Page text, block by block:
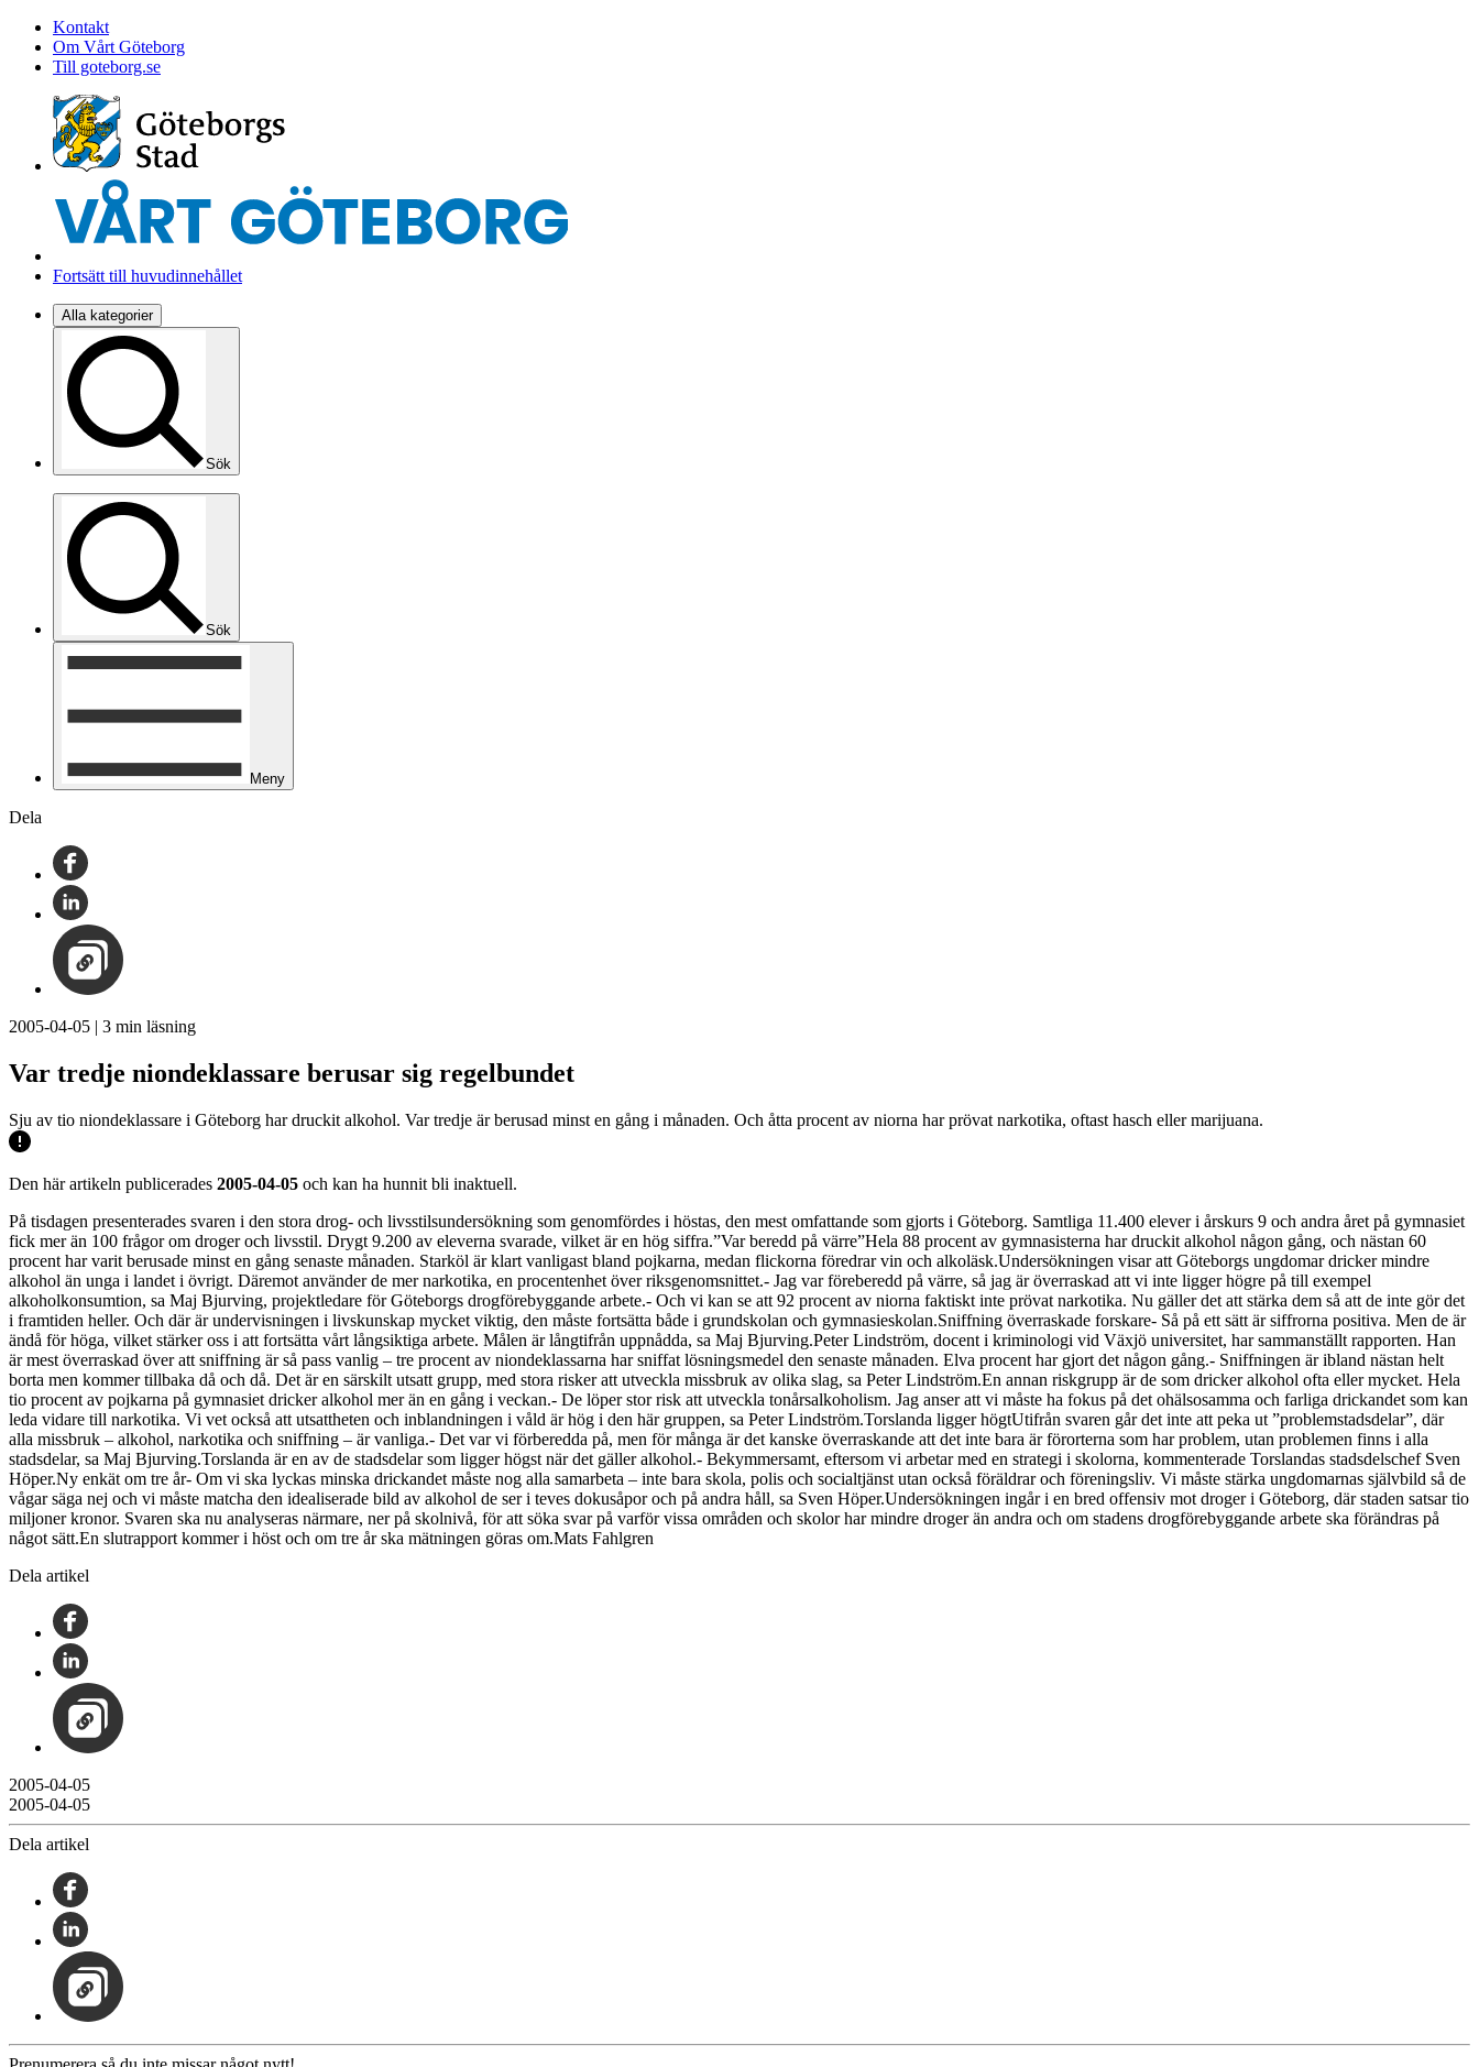
Kontakt
Om Vårt Göteborg
Till goteborg.se
Fortsätt till huvudinnehållet
Alla kategorier
Sök
Sök
Meny
Dela
2005-04-05 | 3 min läsning
Var tredje niondeklassare berusar sig regelbundet
Sju av tio niondeklassare i Göteborg har druckit alkohol. Var tredje är berusad minst en gång i månaden. Och åtta procent av niorna har prövat narkotika, oftast hasch eller marijuana.
Den här artikeln publicerades 2005-04-05 och kan ha hunnit bli inaktuell.
På tisdagen presenterades svaren i den stora drog- och livsstilsundersökning som genomfördes i höstas, den mest omfattande som gjorts i Göteborg. Samtliga 11.400 elever i årskurs 9 och andra året på gymnasiet
fick mer än 100 frågor om droger och livsstil. Drygt 9.200 av eleverna svarade, vilket är en hög siffra.”Var beredd på värre”Hela 88 procent av gymnasisterna har druckit alkohol någon gång, och nästan 60
procent har varit berusade minst en gång senaste månaden. Starköl är klart vanligast bland pojkarna, medan flickorna föredrar vin och alkoläsk.Undersökningen visar att Göteborgs ungdomar dricker mindre
alkohol än unga i landet i övrigt. Däremot använder de mer narkotika, en procentenhet över riksgenomsnittet.- Jag var föreberedd på värre, så jag är överraskad att vi inte ligger högre på till exempel
alkoholkonsumtion, sa Maj Bjurving, projektledare för Göteborgs drogförebyggande arbete.- Och vi kan se att 92 procent av niorna faktiskt inte prövat narkotika. Nu gäller det att stärka dem så att de inte gör det
i framtiden heller. Och där är undervisningen i livskunskap mycket viktig, den måste fortsätta både i grundskolan och gymnasieskolan.Sniffning överraskade forskare- Så på ett sätt är siffrorna positiva. Men de är
ändå för höga, vilket stärker oss i att fortsätta vårt långsiktiga arbete. Målen är långtifrån uppnådda, sa Maj Bjurving.Peter Lindström, docent i kriminologi vid Växjö universitet, har sammanställt rapporten. Han
är mest överraskad över att sniffning är så pass vanlig – tre procent av niondeklassarna har sniffat lösningsmedel den senaste månaden. Elva procent har gjort det någon gång.- Sniffningen är ibland nästan helt
borta men kommer tillbaka då och då. Det är en särskilt utsatt grupp, med stora risker att utveckla missbruk av olika slag, sa Peter Lindström.En annan riskgrupp är de som dricker alkohol ofta eller mycket. Hela
tio procent av pojkarna på gymnasiet dricker alkohol mer än en gång i veckan.- De löper stor risk att utveckla tonårsalkoholism. Jag anser att vi måste ha fokus på det ohälsosamma och farliga drickandet som kan
leda vidare till narkotika. Vi vet också att utsattheten och inblandningen i våld är hög i den här gruppen, sa Peter Lindström.Torslanda ligger högtUtifrån svaren går det inte att peka ut ”problemstadsdelar”, där
alla missbruk – alkohol, narkotika och sniffning – är vanliga.- Det var vi förberedda på, men för många är det kanske överraskande att det inte bara är förorterna som har problem, utan problemen finns i alla
stadsdelar, sa Maj Bjurving.Torslanda är en av de stadsdelar som ligger högst när det gäller alkohol.- Bekymmersamt, eftersom vi arbetar med en strategi i skolorna, kommenterade Torslandas stadsdelschef Sven
Höper.Ny enkät om tre år- Om vi ska lyckas minska drickandet måste nog alla samarbeta – inte bara skola, polis och socialtjänst utan också föräldrar och föreningsliv. Vi måste stärka ungdomarnas självbild så de
vågar säga nej och vi måste matcha den idealiserade bild av alkohol de ser i teves dokusåpor och på andra håll, sa Sven Höper.Undersökningen ingår i en bred offensiv mot droger i Göteborg, där staden satsar tio
miljoner kronor. Svaren ska nu analyseras närmare, ner på skolnivå, för att söka svar på varför vissa områden och skolor har mindre droger än andra och om stadens drogförebyggande arbete ska förändras på
något sätt.En slutrapport kommer i höst och om tre år ska mätningen göras om.Mats Fahlgren
Dela artikel
2005-04-05
2005-04-05
Dela artikel